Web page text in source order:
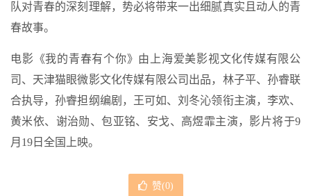
队对青春的深刻理解，势必将带来一出细腻真实且动人的青
春故事。
电影《我的青春有个你》由上海爱美影视文化传媒有限公
司、天津猫眼微影文化传媒有限公司出品，林子平、孙睿联
合执导，孙睿担纲编剧，王可如、刘冬沁领衔主演，李欢、
黄米依、谢治勋、包亚铭、安戈、高煜霏主演，影片将于9
月19日全国上映。
赞(0)